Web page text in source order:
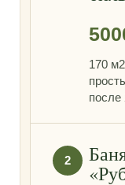
170
после
2